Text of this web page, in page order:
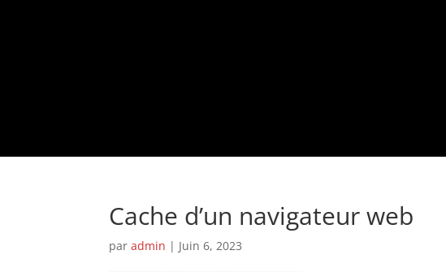
Cache d’un navigateur web
paradmin | Juin 6, 2023